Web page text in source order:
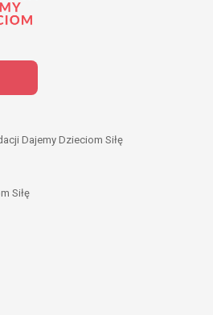
Dajemy Dzieciom Siłę
Siłę